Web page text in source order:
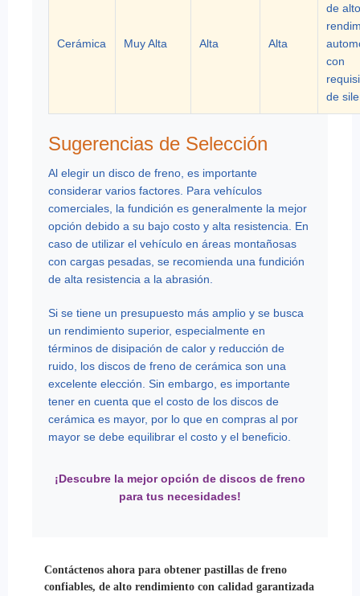
Cerámica Muy Alta Alta Alta
de alto
con
de
Sugerencias de Selección
Al elegir un disco de freno, es importante
considerar varios factores. Para vehículos
comerciales, la fundición es generalmente la mejor
opción debido a su bajo costo y alta resistencia. En
caso de utilizar el vehículo en áreas montañosas
con cargas pesadas, se recomienda una fundición
de alta resistencia a la abrasión.
Si se tiene un presupuesto más amplio y se busca
un rendimiento superior, especialmente en
términos de disipación de calor y reducción de
ruido, los discos de freno de cerámica son una
excelente elección. Sin embargo, es importante
tener en cuenta que el costo de los discos de
cerámica es mayor, por lo que en compras al por
mayor se debe equilibrar el costo y el beneficio.
¡Descubre la mejor opción de discos de freno
para tus necesidades!
Contáctenos ahora para obtener pastillas de freno
confiables, de alto rendimiento con calidad garantizada